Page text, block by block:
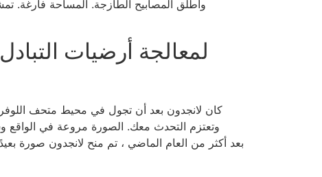
كان لانجدون بعد أن تجول في محيط متحف